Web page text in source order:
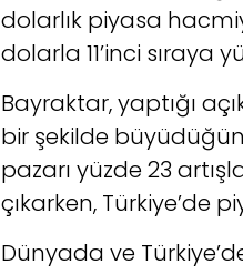
dolarlık piyasa
dolarla 11’inci sıraya
Bayraktar, yaptığı
bir şekilde
pazarı yüzde 23
çıkarken, Türkiye’de
Dünyada ve